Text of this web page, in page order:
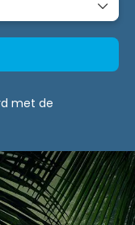
met de